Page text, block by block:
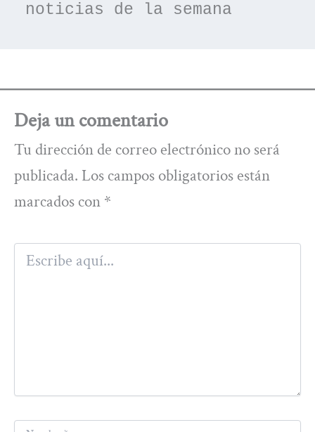
noticias de la semana
Deja un comentario
Tu dirección de correo electrónico no será
publicada. Los campos obligatorios están
marcados con *
Escribe
aquí...